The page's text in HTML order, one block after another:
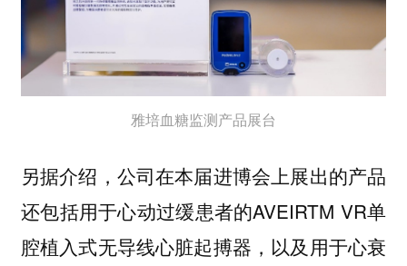
雅培血糖监测产品展台
另据介绍，公司在本届进博会上展出的产品
还包括用于心动过缓患者的AVEIRTM VR单
腔植入式无导线心脏起搏器，以及用于心衰